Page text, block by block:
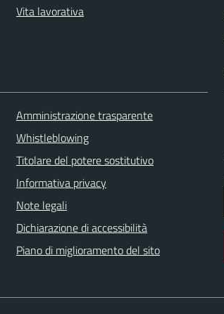
Vita lavorativa
Amministrazione trasparente
Whistleblowing
Titolare del potere sostitutivo
Informativa privacy
Note legali
Dichiarazione di accessibilità
Piano di miglioramento del sito